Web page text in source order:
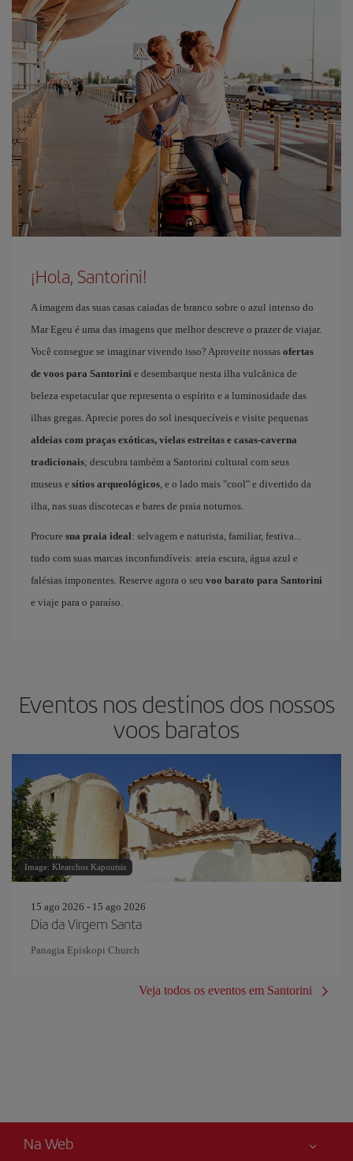
¡Hola, Santorini!
A imagem das suas casas caiadas de branco sobre o azul intenso do
Mar Egeu é uma das imagens que melhor descreve o prazer de viajar.
Você consegue se imaginar vivendo isso? Aproveite nossas ofertas
de voos para Santorini e desembarque nesta ilha vulcânica de
beleza espetacular que representa o espírito e a luminosidade das
ilhas gregas. Aprecie pores do sol inesquecíveis e visite pequenas
aldeias com praças exóticas, vielas estreitas e casas-caverna
tradicionais; descubra também a Santorini cultural com seus
museus e sítios arqueológicos, e o lado mais "cool" e divertido da
ilha, nas suas discotecas e bares de praia noturnos.
Procure sua praia ideal: selvagem e naturista, familiar, festiva...
tudo com suas marcas inconfundíveis: areia escura, água azul e
falésias imponentes. Reserve agora o seu voo barato para Santorini
e viaje para o paraíso.
Eventos nos destinos dos nossos
voos baratos
Image: Klearchos Kapoutsis
15 ago 2026 - 15 ago 2026
Dia da Virgem Santa
Panagia Episkopi Church
Veja todos os eventos em Santorini
Na Web